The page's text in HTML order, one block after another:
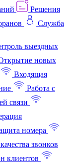
Решения
Служба
выездных
новых
Входящая
Работа с
связи
номера
звонков
клиентов